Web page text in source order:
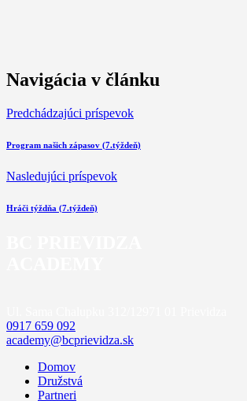
Navigácia v článku
Predchádzajúci príspevok
Program našich zápasov (7.týždeň)
Nasledujúci príspevok
Hráči týždňa (7.týždeň)
0917 659 092
academy@bcprievidza.sk
Domov
Družstvá
Partneri